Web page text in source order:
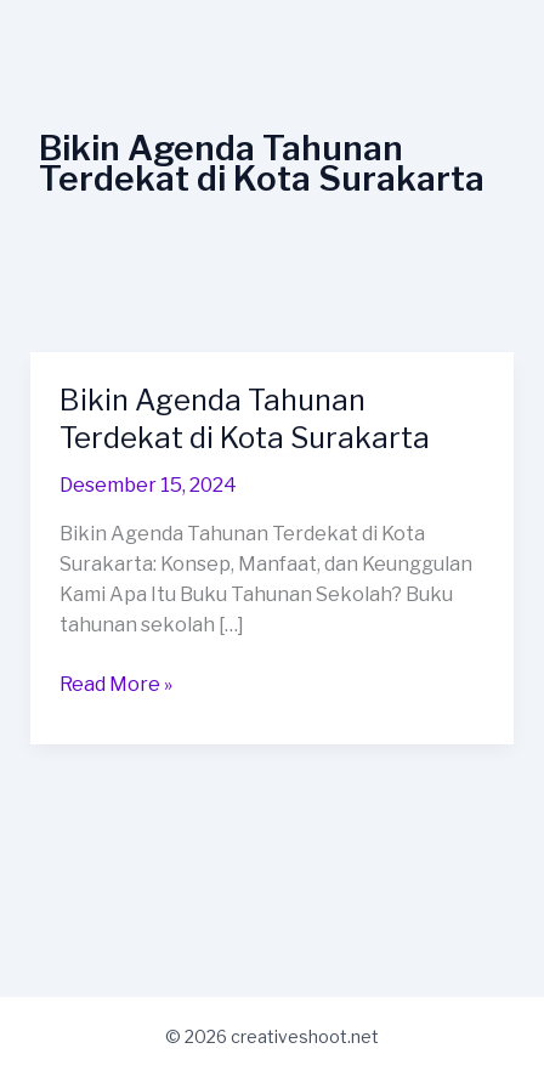
Bikin Agenda Tahunan
Terdekat di Kota Surakarta
Bikin Agenda Tahunan
Terdekat di Kota Surakarta
Desember 15, 2024
Bikin Agenda Tahunan Terdekat di Kota
Surakarta: Konsep, Manfaat, dan Keunggulan
Kami Apa Itu Buku Tahunan Sekolah? Buku
tahunan sekolah […]
Bikin
Agenda
Tahunan
Terdekat
Kota
Surakarta
Read More »
© 2026 creativeshoot.net